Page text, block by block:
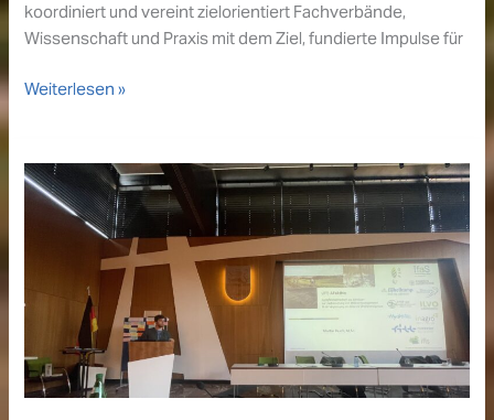
koordiniert und vereint zielorientiert Fachverbände,
Wissenschaft und Praxis mit dem Ziel, fundierte Impulse für
Agroforst
Chance
der
Agroforstwirtschaft
Deutschland
2025
Weiterlesen »